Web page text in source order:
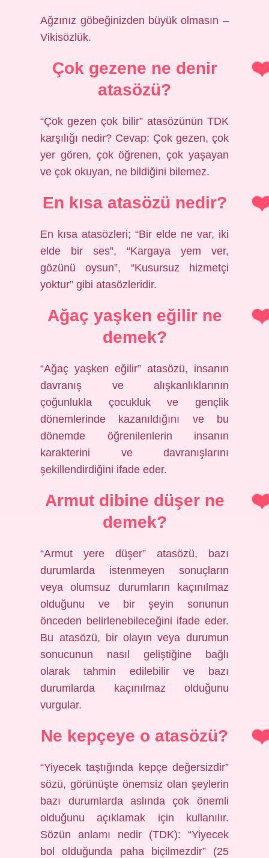
Ağzınız göbeğinizden büyük olmasın –
Vikisözlük.
Çok gezene ne denir
atasözü?
“Çok gezen çok bilir” atasözünün TDK
karşılığı nedir? Cevap: Çok gezen, çok
yer gören, çok öğrenen, çok yaşayan
ve çok okuyan, ne bildiğini bilemez.
En kısa atasözü nedir?
En kısa atasözleri; “Bir elde ne var, iki
elde bir ses”, “Kargaya yem ver,
gözünü oysun”, “Kusursuz hizmetçi
yoktur” gibi atasözleridir.
Ağaç yaşken eğilir ne
demek?
“Ağaç yaşken eğilir” atasözü, insanın
davranış ve alışkanlıklarının
çoğunlukla çocukluk ve gençlik
dönemlerinde kazanıldığını ve bu
dönemde öğrenilenlerin insanın
karakterini ve davranışlarını
şekillendirdiğini ifade eder.
Armut dibine düşer ne
demek?
“Armut yere düşer” atasözü, bazı
durumlarda istenmeyen sonuçların
veya olumsuz durumların kaçınılmaz
olduğunu ve bir şeyin sonunun
önceden belirlenebileceğini ifade eder.
Bu atasözü, bir olayın veya durumun
sonucunun nasıl geliştiğine bağlı
olarak tahmin edilebilir ve bazı
durumlarda kaçınılmaz olduğunu
vurgular.
Ne kepçeye o atasözü?
“Yiyecek taştığında kepçe değersizdir”
sözü, görünüşte önemsiz olan şeylerin
bazı durumlarda aslında çok önemli
olduğunu açıklamak için kullanılır.
Sözün anlamı nedir (TDK): “Yiyecek
bol olduğunda paha biçilmezdir” (25